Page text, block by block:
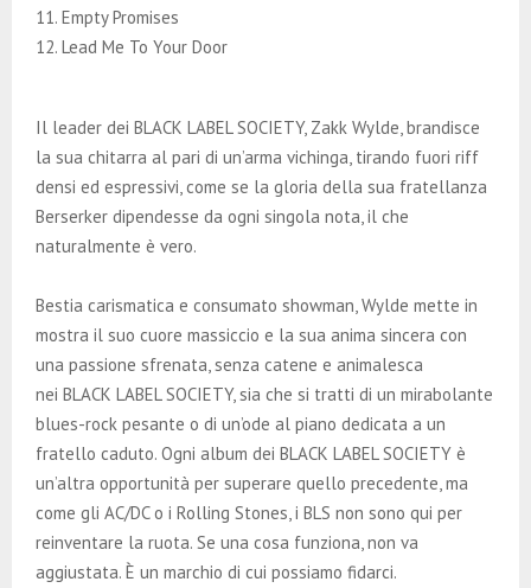
11. Empty Promises
12. Lead Me To Your Door
Il leader dei BLACK LABEL SOCIETY, Zakk Wylde, brandisce
la sua chitarra al pari di un’arma vichinga, tirando fuori riff
densi ed espressivi, come se la gloria della sua fratellanza
Berserker dipendesse da ogni singola nota, il che
naturalmente è vero.
Bestia carismatica e consumato showman, Wylde mette in
mostra il suo cuore massiccio e la sua anima sincera con
una passione sfrenata, senza catene e animalesca
nei BLACK LABEL SOCIETY, sia che si tratti di un mirabolante
blues-rock pesante o di un’ode al piano dedicata a un
fratello caduto. Ogni album dei BLACK LABEL SOCIETY è
un’altra opportunità per superare quello precedente, ma
come gli AC/DC o i Rolling Stones, i BLS non sono qui per
reinventare la ruota. Se una cosa funziona, non va
aggiustata. È un marchio di cui possiamo fidarci.